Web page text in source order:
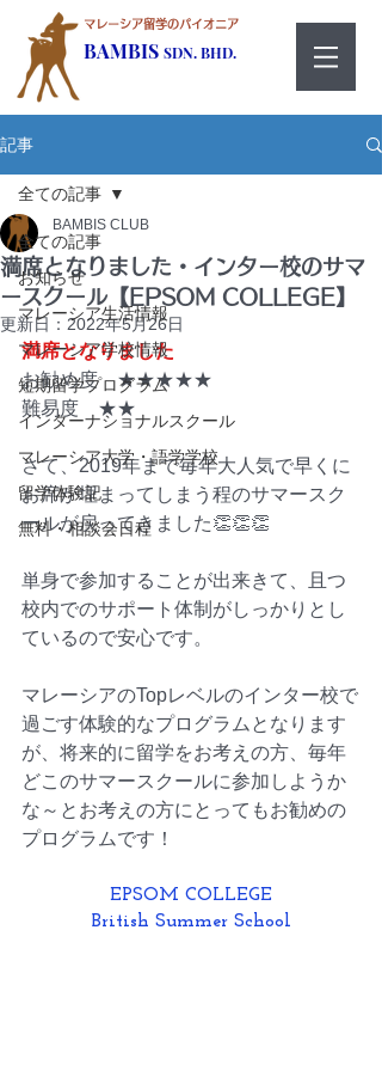
マレーシア留学のパイオニア
BAMBIS SDN. BHD.
記事
全ての記事
お知らせ
マレーシア生活情報
マレーシア学校情報
短期留学プログラム
インターナショナルスクール
マレーシア大学・語学学校
留学体験記
無料・相談会日程
全ての記事
満席となりました・インター校のサマ
ースクール【EPSOM COLLEGE】
BAMBIS CLUB
更新日： 2022年5月26日
満席となりました
お勧め度　★★★★★
難易度　★★
さて、2019年まで毎年大人気で早くに
お席が埋まってしまう程のサマースク
ールが戻ってきました👏👏👏
単身で参加することが出来きて、且つ
校内でのサポート体制がしっかりとし
ているので安心です。
マレーシアのTopレベルのインター校で
過ごす体験的なプログラムとなります
が、将来的に留学をお考えの方、毎年
どこのサマースクールに参加しようか
な～とお考えの方にとってもお勧めの
プログラムです！
EPSOM COLLEGE
British Summer School